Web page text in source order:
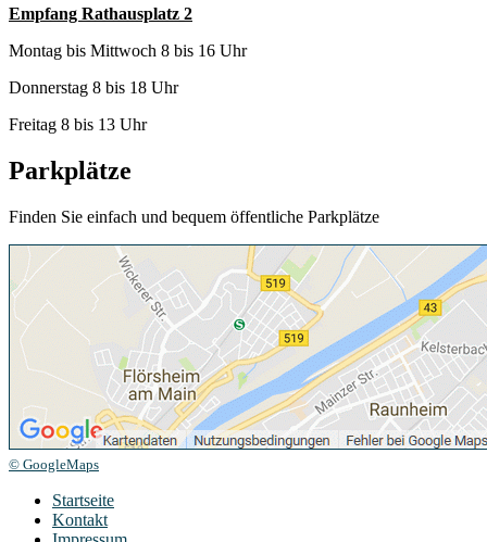
Empfang Rathausplatz 2
Montag bis Mittwoch 8 bis 16 Uhr
Donnerstag 8 bis 18 Uhr
Freitag 8 bis 13 Uhr
Parkplätze
Finden Sie einfach und bequem öffentliche Parkplätze
© GoogleMaps
Startseite
Kontakt